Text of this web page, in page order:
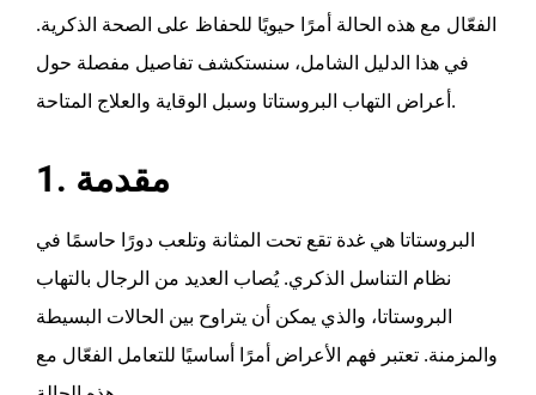
الفعّال مع هذه الحالة أمرًا حيويًا للحفاظ على الصحة الذكرية.
في هذا الدليل الشامل، سنستكشف تفاصيل مفصلة حول
أعراض التهاب البروستاتا وسبل الوقاية والعلاج المتاحة.
1. مقدمة
البروستاتا هي غدة تقع تحت المثانة وتلعب دورًا حاسمًا في
نظام التناسل الذكري. يُصاب العديد من الرجال بالتهاب
البروستاتا، والذي يمكن أن يتراوح بين الحالات البسيطة
والمزمنة. تعتبر فهم الأعراض أمرًا أساسيًا للتعامل الفعّال مع